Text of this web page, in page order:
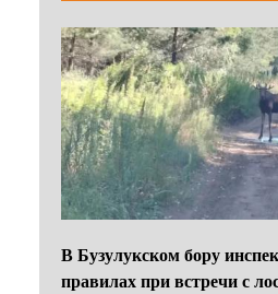
В Бузулукском бору
правилах при встречи с